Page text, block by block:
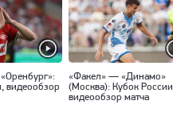
видеообзор
«Факел» — «Динамо»
(Москва): Кубок России,
видеообзор матча